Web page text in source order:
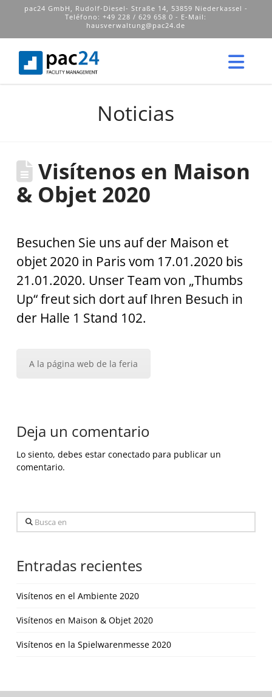
pac24 GmbH, Rudolf-Diesel- Straße 14, 53859 Niederkassel -
Teléfono: +49 228 / 629 658 0 - E-Mail:
hausverwaltung@pac24.de
Noticias
Visítenos en Maison
& Objet 2020
Besuchen Sie uns auf der Maison et
objet 2020 in Paris vom 17.01.2020 bis
21.01.2020. Unser Team von „Thumbs
Up“ freut sich dort auf Ihren Besuch in
der Halle 1 Stand 102.
A la página web de la feria
Deja un comentario
Lo siento, debes estar conectadopara publicar un
comentario.
Busca
en
Entradas recientes
Visítenos en el Ambiente 2020
Visítenos en Maison & Objet 2020
Visítenos en la Spielwarenmesse 2020